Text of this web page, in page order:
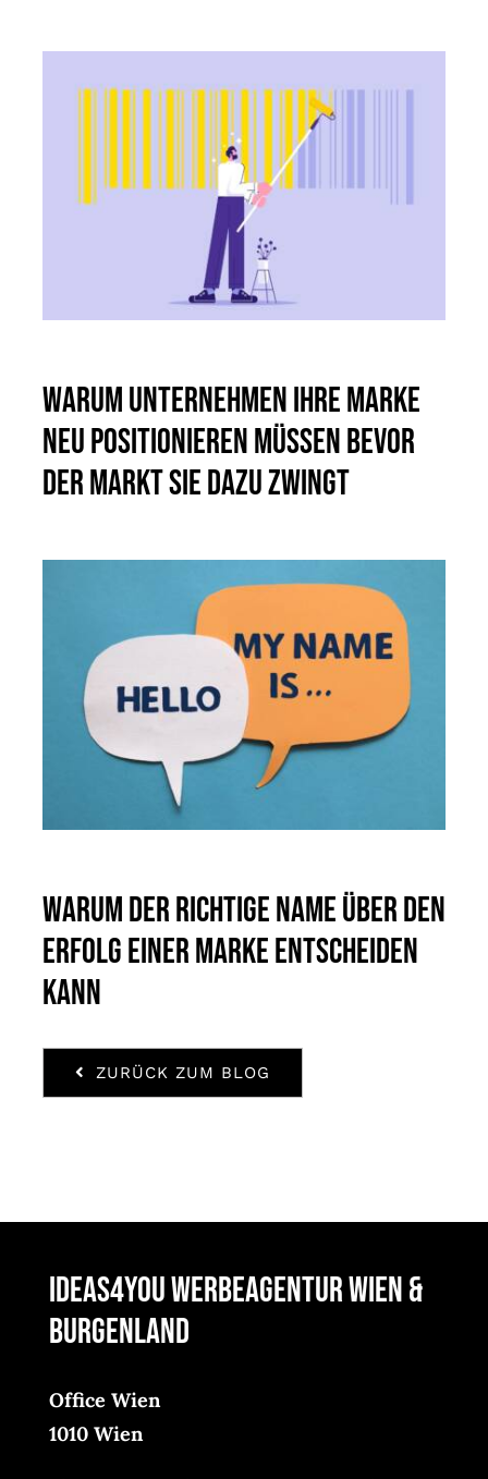
Warum Unternehmen ihre Marke
neu positionieren müssen bevor
der Markt sie dazu zwingt
Warum der richtige Name über den
Erfolg einer Marke entscheiden
kann
ZURÜCK ZUM BLOG
ideas4you Werbeagentur Wien &
Burgenland
Office Wien
1010 Wien